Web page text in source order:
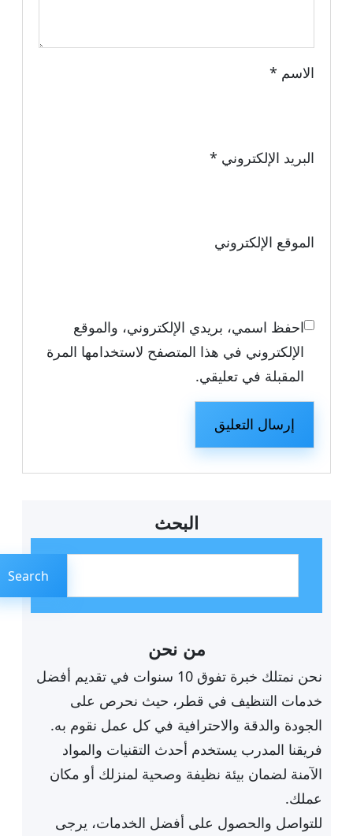
الاسم*
البريد الإلكتروني *
الموقع الإلكتروني
احفظ اسمي، بريدي الإلكتروني، والموقع
الإلكتروني في هذا المتصفح لاستخدامها المرة
المقبلة في تعليقي.
البحث
Search
من نحن
نحن نمتلك خبرة تفوق 10 سنوات في تقديم أفضل
خدمات التنظيف في قطر، حيث نحرص على
الجودة والدقة والاحترافية في كل عمل نقوم به.
فريقنا المدرب يستخدم أحدث التقنيات والمواد
الآمنة لضمان بيئة نظيفة وصحية لمنزلك أو مكان
عملك.
للتواصل والحصول على أفضل الخدمات، يرجى